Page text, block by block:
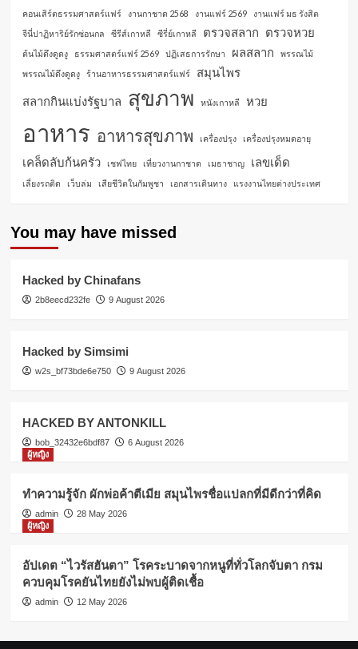
คอนเสิร์ตธรรมศาสตร์แฟร์ งานกาชาด 2568 งานแฟร์ 2569
งานแฟร์ มธ รังสิต
จีนี่ปาฏิหาริย์รักซ่อนกล
ซีรีส์เกาหลี ซีรี่ย์เกาหลี ตรวจสลาก ตรวจหวย
ต้นไม้ดึงดูดงู ธรรมศาสตร์แฟร์ 2569 ปฏิเสธการรักษา ผลสลาก
พรรณไม้
พรรณไม้ดึงดูดงู
ร้านอาหารธรรมศาสตร์แฟร์
สมุนไพร
สลากกินแบ่งรัฐบาล สุขภาพ หนังเกาหลี หวย
อาหาร อาหารสุขภาพ เครื่องปรุง เครื่องปรุงหมดอายุ
เคล็ดลับก้นครัว เชฟไทย เที่ยวงานกาชาด เมธาชาญ เลขเด็ด
เลี่ยงรถติด เว็บล่ม เสียชีวิตในกัมพูชา เอกสารเดินทาง แรงงานไทยต่างประเทศ
You may have missed
Hacked by Chinafans
2b8eecd232fe 9 August 2026
Hacked by Simsimi
w2s_bf73bde6e750 9 August 2026
HACKED BY ANTONKILL
bob_32432e6bdf87
6 August 2026
ผู้หญิง
ทำความรู้จัก ผักพ่อค้าตีเมีย สมุนไพรชื่อแปลกที่มีดีกว่าที่คิด
admin
28 May 2026
ผู้หญิง
อัปเดต “ไวรัสฮันตา” โรคระบาดจากหนูที่ทั่วโลกจับตา กรม
ควบคุมโรคยันไทยยังไม่พบผู้ติดเชื้อ
admin 12 May 2026